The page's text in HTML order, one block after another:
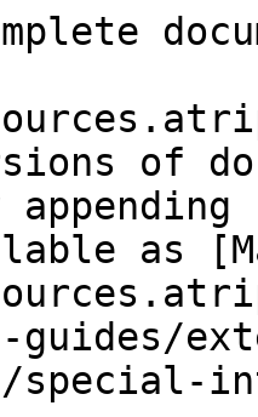
of
as
guides/
special-